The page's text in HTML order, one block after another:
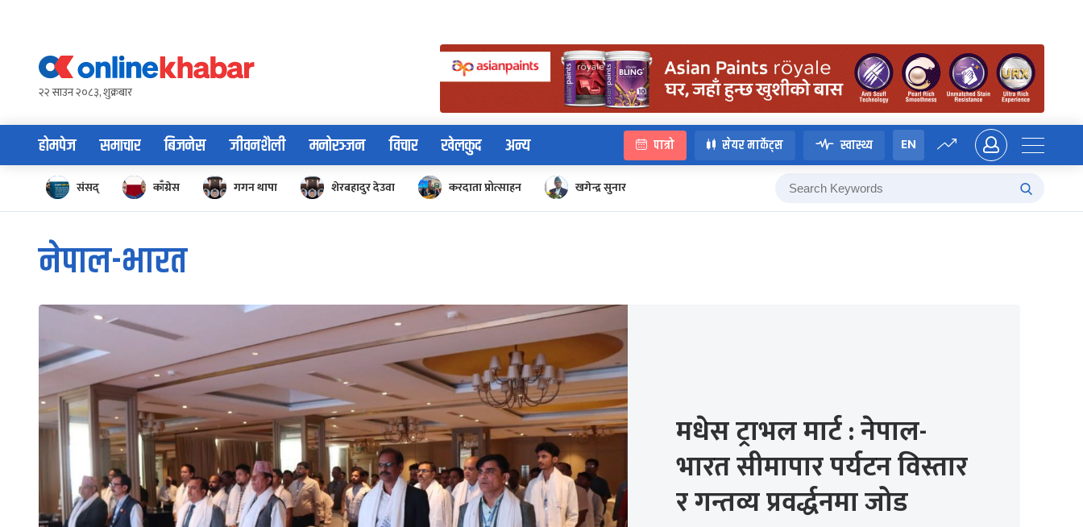
content२२ साउन २०८३, शुक्रबार
होमपेज समाचार बिजनेस जीवनशैली मनोरञ्जन विचार खेलकुद अन्य पात्रो सेयर मार्केट्स स्वास्थ्य EN
संसद् काँग्रेस गगन थापा शेरबहादुर देउवा करदाता प्रोत्साहन खगेन्द्र सुनार
नेपाल-भारत
मधेस ट्राभल मार्ट : नेपाल-
भारत सीमापार पर्यटन विस्तार
र गन्तव्य प्रवर्द्धनमा जोड